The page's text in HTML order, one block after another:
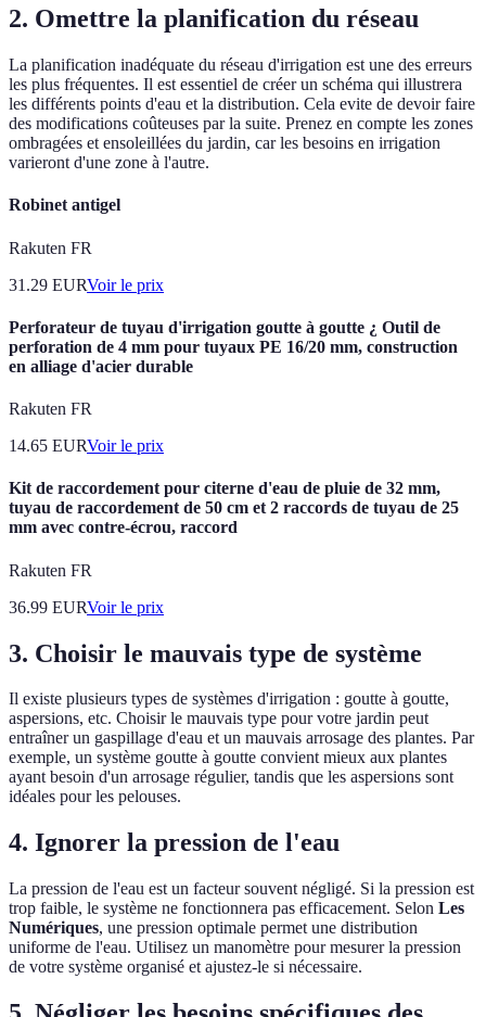
2. Omettre la planification du réseau
La planification inadéquate du réseau d'irrigation est une des erreurs
les plus fréquentes. Il est essentiel de créer un schéma qui illustrera
les différents points d'eau et la distribution. Cela evite de devoir faire
des modifications coûteuses par la suite. Prenez en compte les zones
ombragées et ensoleillées du jardin, car les besoins en irrigation
varieront d'une zone à l'autre.
Robinet antigel
Rakuten FR
31.29 EURVoir le prix
Perforateur de tuyau d'irrigation goutte à goutte ¿ Outil de
perforation de 4 mm pour tuyaux PE 16/20 mm, construction
en alliage d'acier durable
Rakuten FR
14.65 EURVoir le prix
Kit de raccordement pour citerne d'eau de pluie de 32 mm,
tuyau de raccordement de 50 cm et 2 raccords de tuyau de 25
mm avec contre-écrou, raccord
Rakuten FR
36.99 EURVoir le prix
3. Choisir le mauvais type de système
Il existe plusieurs types de systèmes d'irrigation : goutte à goutte,
aspersions, etc. Choisir le mauvais type pour votre jardin peut
entraîner un gaspillage d'eau et un mauvais arrosage des plantes. Par
exemple, un système goutte à goutte convient mieux aux plantes
ayant besoin d'un arrosage régulier, tandis que les aspersions sont
idéales pour les pelouses.
4. Ignorer la pression de l'eau
La pression de l'eau est un facteur souvent négligé. Si la pression est
trop faible, le système ne fonctionnera pas efficacement. Selon Les
Numériques, une pression optimale permet une distribution
uniforme de l'eau. Utilisez un manomètre pour mesurer la pression
de votre système organisé et ajustez-le si nécessaire.